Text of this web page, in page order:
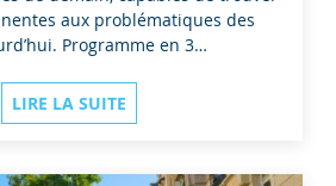
aux problématiques des
Programme en 3…
LIRE LA SUITE